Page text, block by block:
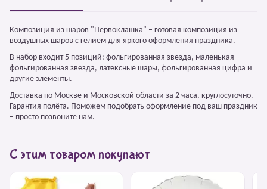
Композиция из шаров "Первоклашка" – готовая композиция из
воздушных шаров с гелием для яркого оформления праздника.
В набор входит 5 позиций: фольгированная звезда, маленькая
фольгированная звезда, латексные шары, фольгированная цифра и
другие элементы.
Доставка по Москве и Московской области за 2 часа, круглосуточно.
Гарантия полёта. Поможем подобрать оформление под ваш праздник
– просто позвоните нам.
С этим товаром покупают